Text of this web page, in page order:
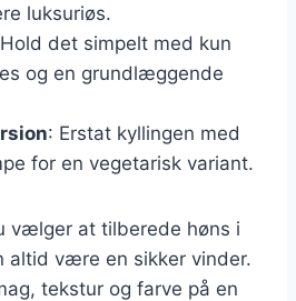
luksuriøs.
det simpelt med kun
og en grundlæggende
: Erstat kyllingen med
for en vegetarisk variant.
vælger at tilberede høns i
altid være en sikker vinder.
tekstur og farve på en